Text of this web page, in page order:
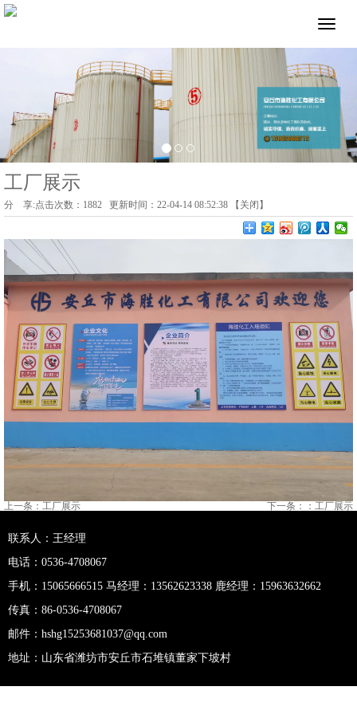
工厂展示
点击次数： 1882 更新时间：22-04-14 08:52:38 【 关闭 】
分 享:
上一条：工厂展示 下一条： ：工厂展示
联系人：王经理
电话：0536-4708067
手机：15065666515 马经理：13562623338 鹿经理：15963632662
传真：86-0536-4708067
邮件：hshg15253681037@qq.com
地址：山东省潍坊市安丘市石堆镇董家下坡村